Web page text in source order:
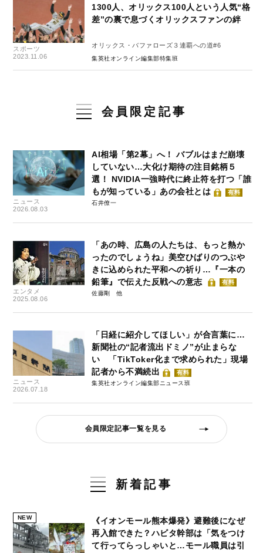
スポーツ
2023.11.06
1300人、オリックス100人という人気“格
差”の裏で息づくオリックスファンの絆
オリックス・バファローズ３連覇への道#6
集英社オンライン編集部特集班
会員限定記事
ニュース
2026.08.03
AI相場「第2幕」へ！ バブルはまだ崩壊
していない…大化け期待の注目銘柄５
選！ NVIDIA一強時代に終止符を打つ「誰
もが知っている」あの会社とは
有料
石井僚一
エンタメ
2025.08.06
「あの時、広島の人たちは、もっと熱か
ったのでしょうね」美空ひばりのつぶや
きに込められた平和への祈り…『一本の
鉛筆』で伝えた反戦への意志
有料
佐藤剛
ニュース
2026.07.18
「日経に紹介してほしい」が合言葉に…
新聞社の“記者流出ドミノ”が止まらな
い 「TikToker化まで求められた」現場
記者から不満続出
有料
集英社オンライン編集部ニュース班
会員限定記事一覧を見る
新着記事
NEW
《イオンモール熊本爆発》避難後になぜ
再入館できた？ハビタ幹部は「気をつけ
て行ってらっしゃいと…モール職員は引